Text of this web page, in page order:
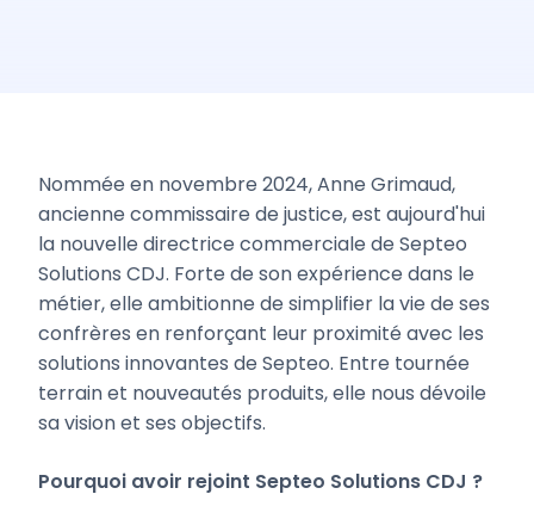
Nommée en novembre 2024, Anne Grimaud,
ancienne commissaire de justice, est aujourd'hui
la nouvelle directrice commerciale de Septeo
Solutions CDJ. Forte de son expérience dans le
métier, elle ambitionne de simplifier la vie de ses
confrères en renforçant leur proximité avec les
solutions innovantes de Septeo. Entre tournée
terrain et nouveautés produits, elle nous dévoile
sa vision et ses objectifs.
Pourquoi avoir rejoint Septeo Solutions CDJ ?